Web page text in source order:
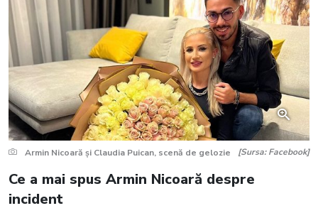
Armin Nicoară și Claudia Puican, scenă de gelozie [Sursa: Facebook]
Ce a mai spus Armin Nicoară despre
incident